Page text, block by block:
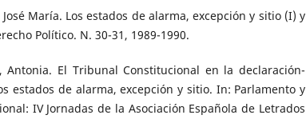
José María. Los estados de alarma, excepción y sitio (I) y
Político. N. 30-31, 1989-1990.
Antonia. El Tribunal Constitucional en la declaración-
estados de alarma, excepción y sitio. In: Parlamento y
IV Jornadas de la Asociación Española de Letrados